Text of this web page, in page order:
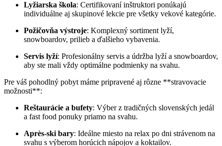
Lyžiarska škola: Certifikovaní inštruktori ponúkajú
individuálne aj skupinové lekcie pre všetky vekové kategórie.
Požičovňa výstroje: Komplexný sortiment lyží,
snowboardov, prilieb a ďalšieho vybavenia.
Servis lyží: Profesionálny servis a údržba lyží a snowboardov,
aby ste mali vždy optimálne podmienky na svahu.
Pre váš pohodlný pobyt máme pripravené aj rôzne **stravovacie
možnosti**:
Reštaurácie a bufety: Výber z tradičných slovenských jedál
a fast food ponuky priamo na svahu.
Après-ski bary: Ideálne miesto na relax po dni strávenom na
svahu s výberom horúcich nápojov a koktailov.